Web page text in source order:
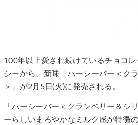
100年以上愛され続けているチョコ
シーから、新味「ハーシーバー＜ク
＞」が2月5日(火)に発売される。
「ハーシーバー＜クランベリー＆シ
ーらしいまろやかなミルク感が特徴